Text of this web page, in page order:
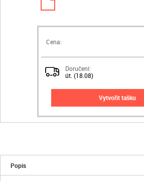
Cena:
Doručení:
út. (18.08)
vytvořit tašku
Popis